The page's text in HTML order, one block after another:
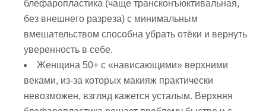
блефаропластика (чаще трансконъюктивальная,
без внешнего разреза) с минимальным
вмешательством способна убрать отёки и вернуть
уверенность в себе.
Женщина 50+ с «нависающими» верхними
веками, из-за которых макияж практически
невозможен, взгляд кажется усталым. Верхняя